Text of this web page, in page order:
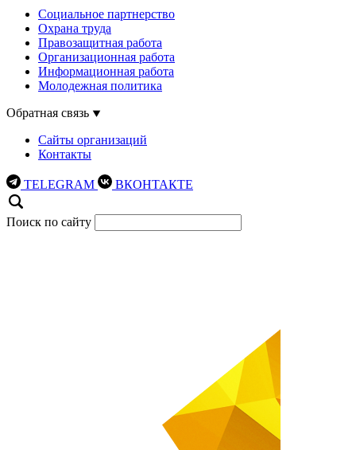
Социальное партнерство
Охрана труда
Правозащитная работа
Организационная работа
Информационная работа
Молодежная политика
Обратная связь
Сайты организаций
Контакты
TELEGRAM ВКОНТАКТЕ
Поиск по сайту